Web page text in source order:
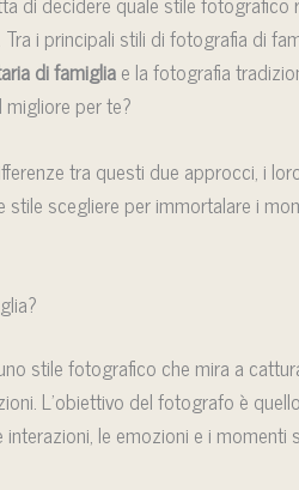
i principali stili di fotografia di
di famigliae la fotografia
migliore per te?
tra questi due approcci, i
scegliere per immortalare i
stile fotografico che mira a
L’obiettivo del fotografo è
le emozioni e i momenti